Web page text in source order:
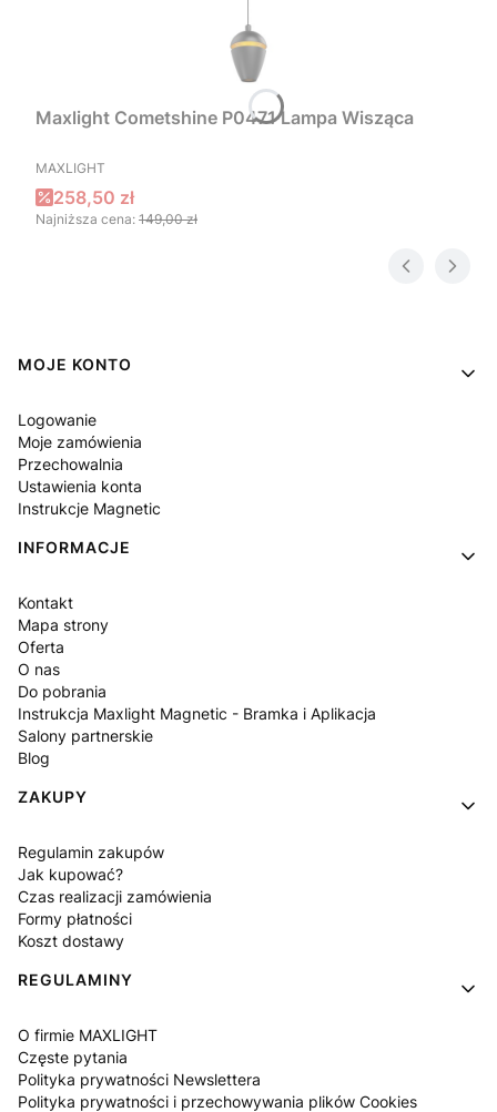
Maxlight Cometshine P0471 Lampa Wisząca
PRODUCENT
MAXLIGHT
Cena promocyjna
258,50 zł
Najniższa cena: 149,00 zł
Linki w stopce
MOJE KONTO
Logowanie
Moje zamówienia
Przechowalnia
Ustawienia konta
Instrukcje Magnetic
INFORMACJE
Kontakt
Mapa strony
Oferta
O nas
Do pobrania
Instrukcja Maxlight Magnetic - Bramka i Aplikacja
Salony partnerskie
Blog
ZAKUPY
Regulamin zakupów
Jak kupować?
Czas realizacji zamówienia
Formy płatności
Koszt dostawy
REGULAMINY
O firmie MAXLIGHT
Częste pytania
Polityka prywatności Newslettera
Polityka prywatności i przechowywania plików Cookies